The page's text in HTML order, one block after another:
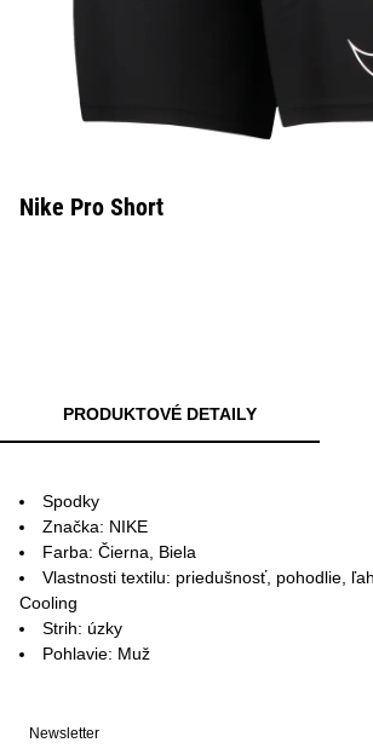
Nike Pro Short
PRODUKTOVÉ DETAILY
Spodky
Značka: NIKE
Farba: Čierna, Biela
Vlastnosti textilu: priedušnosť, pohodlie,
Cooling
Strih: úzky
Pohlavie: Muž
Newsletter